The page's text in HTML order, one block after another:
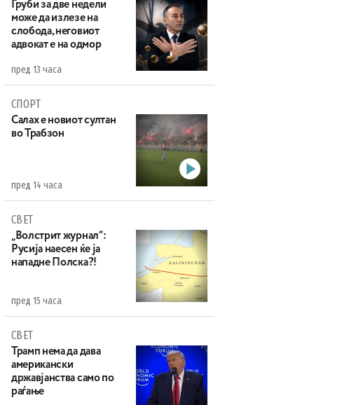
Груби за две недели
може да излезе на
слобода, неговиот
адвокат е на одмор
пред 13 часа
СПОРТ
Салах е новиот султан
во Трабзон
пред 14 часа
СВЕТ
„Волстрит журнал“:
Русија наесен ќе ја
нападне Полска?!
пред 15 часа
СВЕТ
Трамп нема да дава
американски
државјанства само по
раѓање